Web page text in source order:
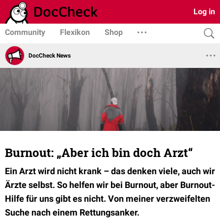
Log in
Community Flexikon Shop
DocCheck News
Burnout: „Aber ich bin doch Arzt“
Ein Arzt wird nicht krank – das denken viele, auch wir
Ärzte selbst. So helfen wir bei Burnout, aber Burnout-
Hilfe für uns gibt es nicht. Von meiner verzweifelten
Suche nach einem Rettungsanker.